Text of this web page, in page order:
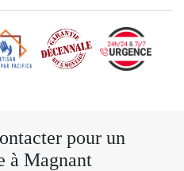
pour un
à Magnant